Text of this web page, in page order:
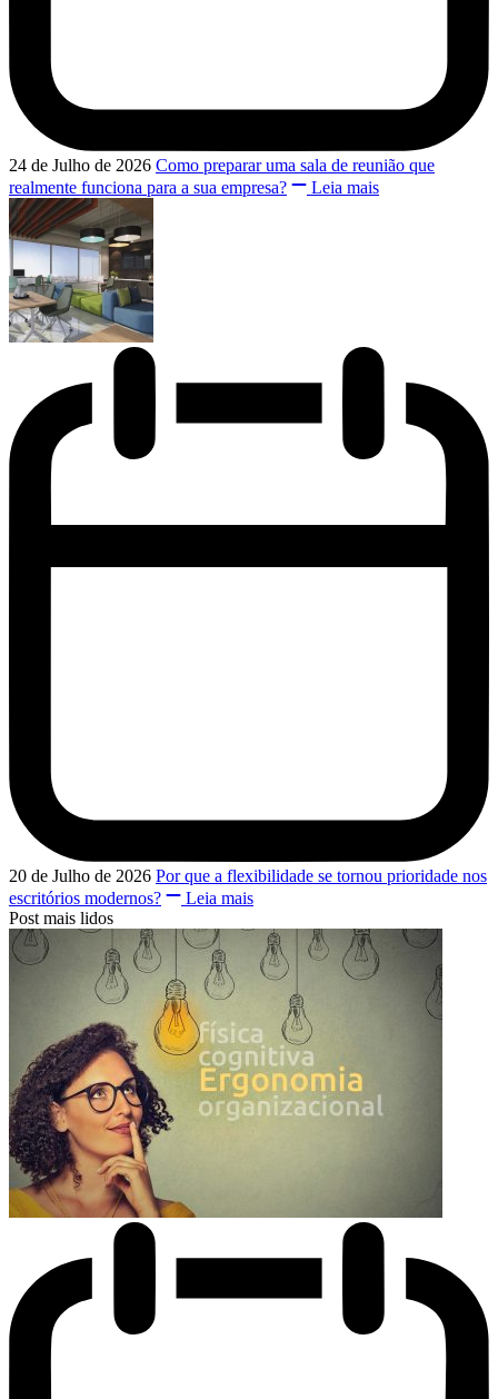
24 de Julho de 2026 Como preparar uma sala de reunião que
realmente funciona para a sua empresa?
Leia mais
20 de Julho de 2026 Por que a flexibilidade se tornou prioridade nos
escritórios modernos?
Leia mais
Post mais lidos